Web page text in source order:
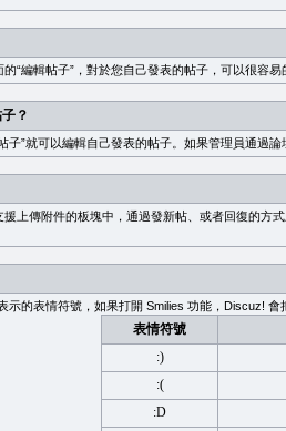
“編輯帖子”，對於您自己發表的帖子，可以很容
？
子”就可以編輯自己發表的帖子。如果管理員通過
上傳附件的板塊中，通過發新帖、或者回復的方
的表情符號，如果打開 Smilies 功能，Discuz!
表情符號
:)
:(
:D